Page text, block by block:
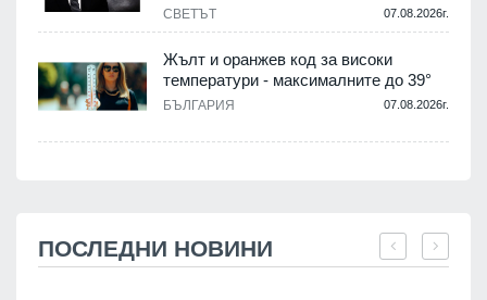
СВЕТЪТ 07.08.2026г.
Жълт и оранжев код за високи
температури - максималните до 39°
БЪЛГАРИЯ 07.08.2026г.
ПОСЛЕДНИ НОВИНИ